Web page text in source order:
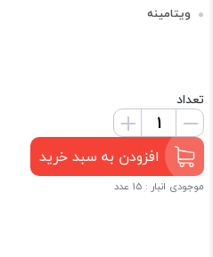
ویتامینه
تعداد
افزودن به سبد خرید
موجودی انبار : 15 عدد